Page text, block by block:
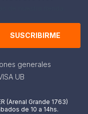
SUSCRIBIRME
generales
UB
(Arenal Grande 1763)
de 10 a 14hs.